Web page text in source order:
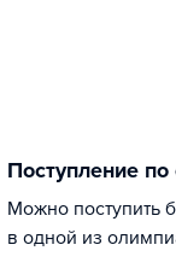
Поступление
Можно поступить
в одной из